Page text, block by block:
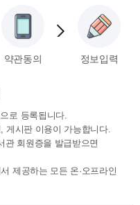
약관동의 정보입력
로 등록됩니다.
게시판 이용이 가능합니다.
관 회원증을 발급받으면
제공하는 모든 온·오프라인